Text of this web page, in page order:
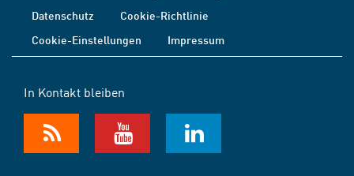
Datenschutz
Cookie-Richtlinie
Cookie-Einstellungen
Impressum
In Kontakt bleiben